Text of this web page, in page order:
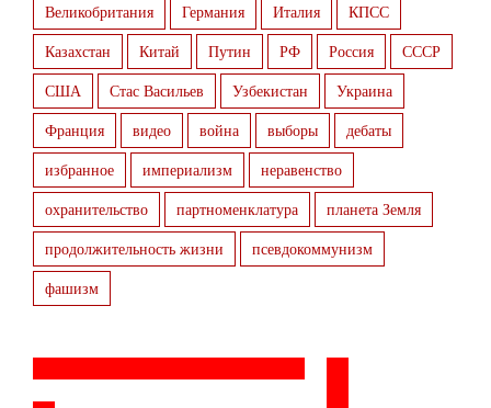
Великобритания
Германия Италия
КПСС
Казахстан
Китай Путин РФ Россия
СССР
США
Стас Васильев Узбекистан
Украина
Франция
видео война выборы
дебаты
избранное
империализм
неравенство
охранительство
партноменклатура
планета Земля
продолжительность жизни
псевдокоммунизм
фашизм